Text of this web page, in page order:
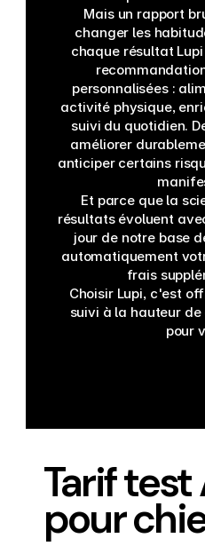
Tarif test
pour
Mais un rapport
changer les
chaque résultat
personnalisées :
activité physique,
suivi du quotidien.
améliorer
anticiper certains
Et parce que la
résultats évoluent
jour de notre base
automatiquement
frais
Choisir Lupi, c'est
suivi à la hauteur
pour